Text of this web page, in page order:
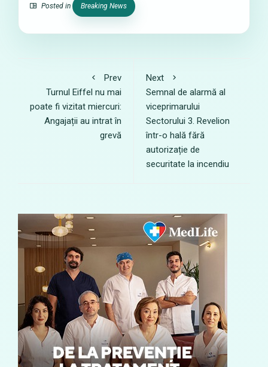
Posted in Breaking News
Prev
Turnul Eiffel nu mai
poate fi vizitat miercuri:
Angajații au intrat în
grevă
Next
Semnal de alarmă al
viceprimarului
Sectorului 3. Revelion
într-o hală fără
autorizație de
securitate la incendiu